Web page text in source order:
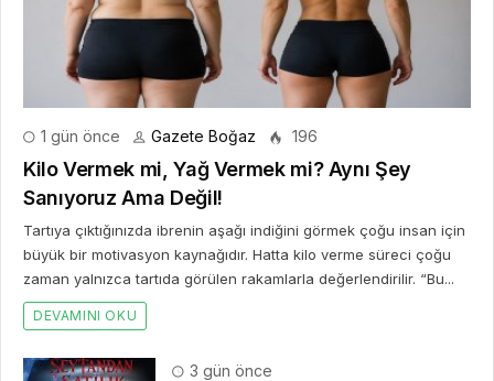
1 gün önce Gazete Boğaz 196
Kilo Vermek mi, Yağ Vermek mi? Aynı Şey
Sanıyoruz Ama Değil!
Tartıya çıktığınızda ibrenin aşağı indiğini görmek çoğu insan için
büyük bir motivasyon kaynağıdır. Hatta kilo verme süreci çoğu
zaman yalnızca tartıda görülen rakamlarla değerlendirilir. “Bu...
DEVAMINI OKU
3 gün önce